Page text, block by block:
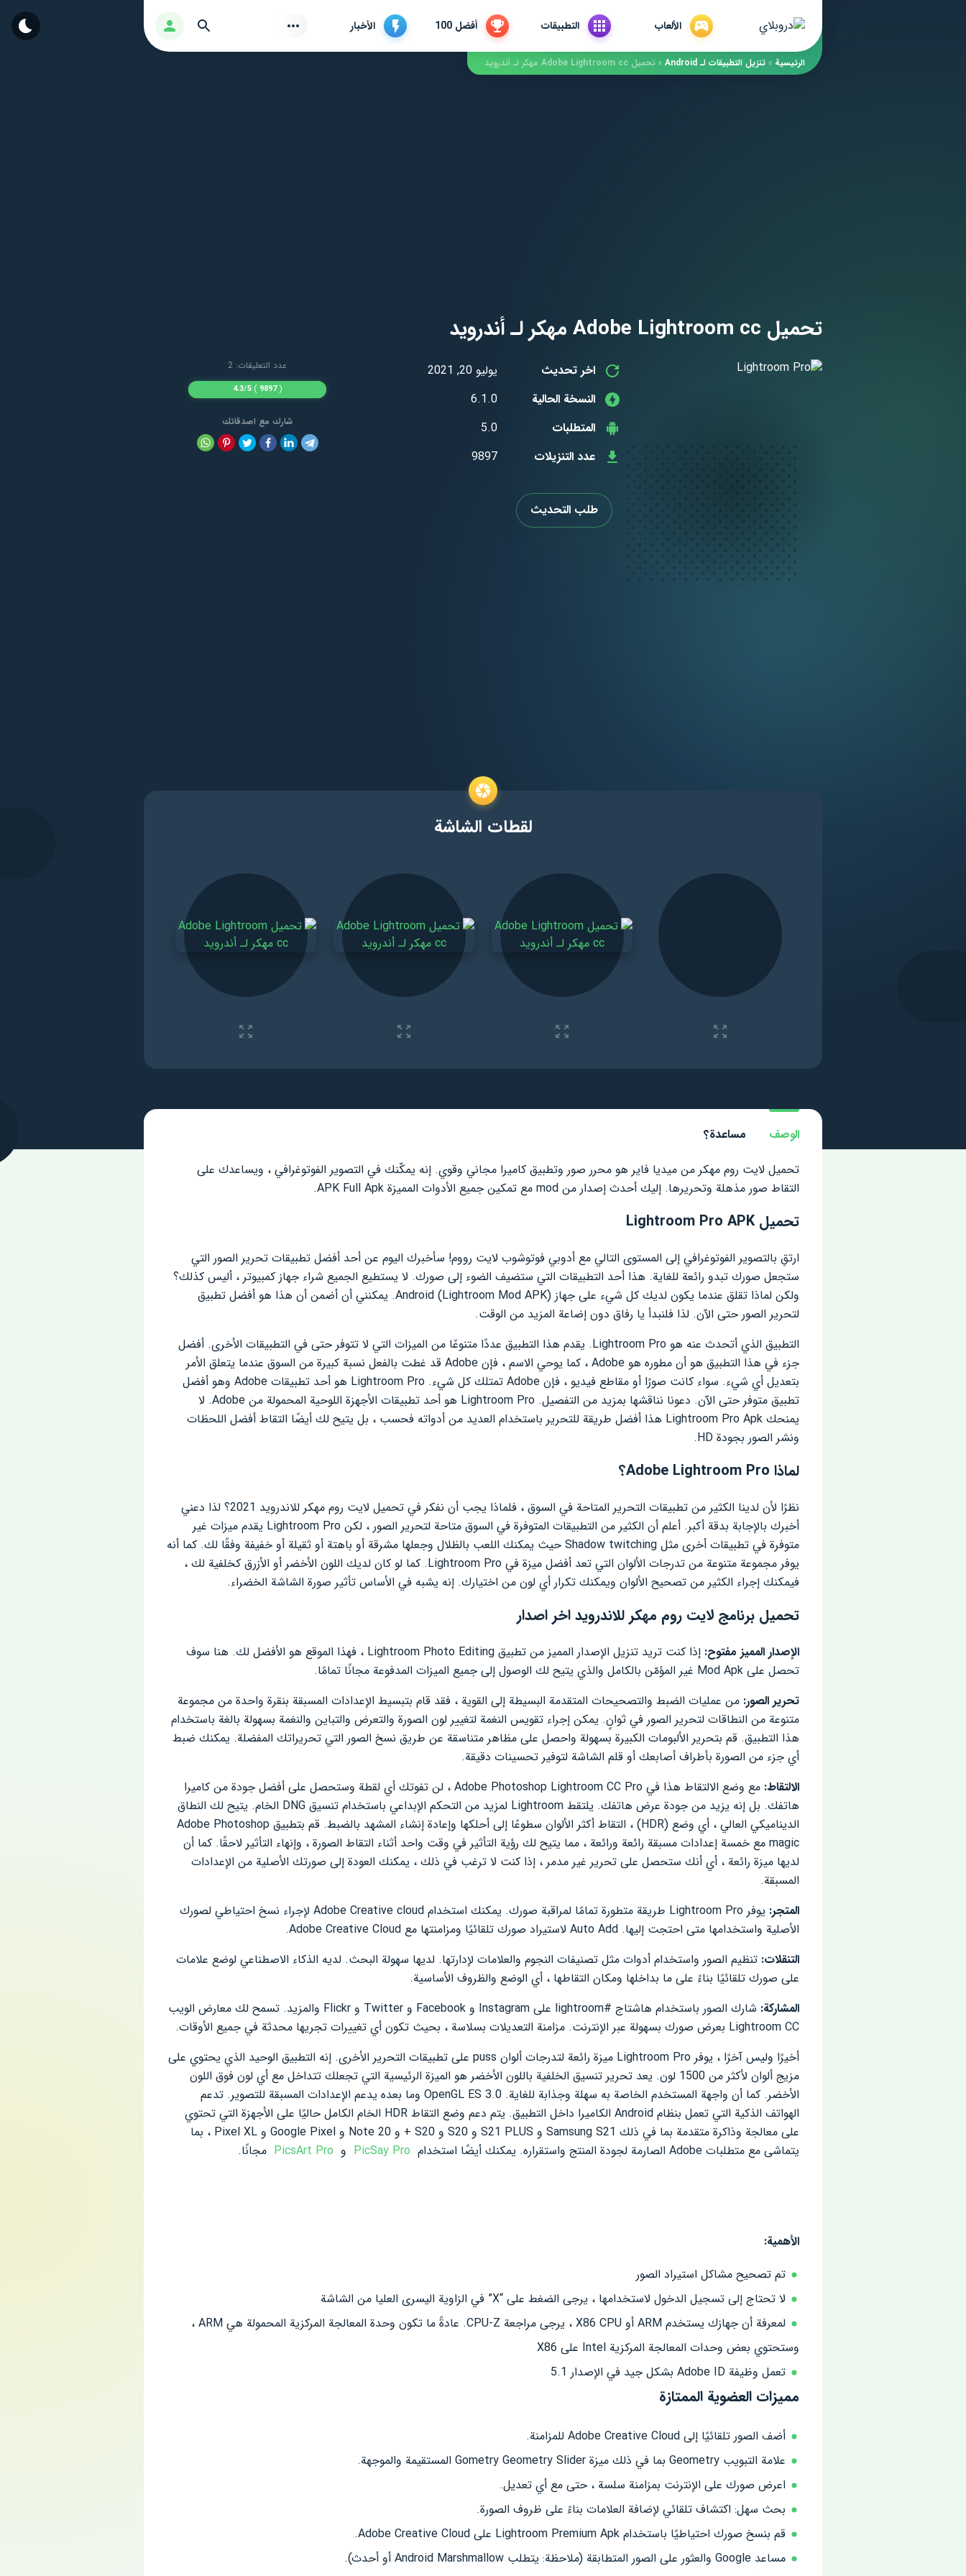
الألعاب التطبيقات أفضل 100 الأخبار تسجيل الدخول بحث
الرئيسية » ​تنزيل التطبيقات لـ ​Android » تحميل Adobe Lightroom cc مهكر لـ أندرويد
تحميل Adobe Lightroom cc مهكر لـ أندرويد
اخر تحديث
يوليو 20, 2021
النسخة الحالية
6.1.0
المتطلبات
5.0
عدد التنزيلات
9897
عدد التعليقات: 2
(
9897
)
4.3/5
شارك مع اصدقائك
طلب التحديث
لقطات الشاشة
الوصف
مساعدة؟
تحميل لايت روم مهكر من ميديا فاير هو محرر صور وتطبيق كاميرا مجاني وقوي. إنه يمكّنك في التصوير الفوتوغرافي ، ويساعدك على
التقاط صور مذهلة وتحريرها. إليك أحدث إصدار من mod مع تمكين جميع الأدوات المميزة APK Full Apk.
تحميل Lightroom Pro APK
ارتقِ بالتصوير الفوتوغرافي إلى المستوى التالي مع أدوبي فوتوشوب لايت رووم! سأخبرك اليوم عن أحد أفضل تطبيقات تحرير الصور التي
ستجعل صورك تبدو رائعة للغاية. هذا أحد التطبيقات التي ستضيف الضوء إلى صورك. لا يستطيع الجميع شراء جهاز كمبيوتر ، أليس كذلك؟
ولكن لماذا تقلق عندما يكون لديك كل شيء على جهاز Android (Lightroom Mod APK). يمكنني أن أضمن أن هذا هو أفضل تطبيق
لتحرير الصور حتى الآن. لذا فلنبدأ يا رفاق دون إضاعة المزيد من الوقت.
التطبيق الذي أتحدث عنه هو Lightroom Pro. يقدم هذا التطبيق عددًا متنوعًا من الميزات التي لا تتوفر حتى في التطبيقات الأخرى. أفضل
جزء في هذا التطبيق هو أن مطوره هو Adobe ، كما يوحي الاسم ، فإن Adobe قد غطت بالفعل نسبة كبيرة من السوق عندما يتعلق الأمر
بتعديل أي شيء. سواء كانت صورًا أو مقاطع فيديو ، فإن Adobe تمتلك كل شيء. Lightroom Pro هو أحد تطبيقات Adobe وهو أفضل
تطبيق متوفر حتى الآن. دعونا نناقشها بمزيد من التفصيل. Lightroom Pro هو أحد تطبيقات الأجهزة اللوحية المحمولة من Adobe. لا
يمنحك Lightroom Pro Apk هذا أفضل طريقة للتحرير باستخدام العديد من أدواته فحسب ، بل يتيح لك أيضًا التقاط أفضل اللحظات
ونشر الصور بجودة HD.
لماذا Adobe Lightroom Pro؟
نظرًا لأن لدينا الكثير من تطبيقات التحرير المتاحة في السوق ، فلماذا يجب أن نفكر في تحميل لايت روم مهكر للاندرويد 2021؟ لذا دعني
أخبرك بالإجابة بدقة أكبر. أعلم أن الكثير من التطبيقات المتوفرة في السوق متاحة لتحرير الصور ، لكن Lightroom Pro يقدم ميزات غير
متوفرة في تطبيقات أخرى مثل Shadow twitching حيث يمكنك اللعب بالظلال وجعلها مشرقة أو باهتة أو ثقيلة أو خفيفة وفقًا لك. كما أنه
يوفر مجموعة متنوعة من تدرجات الألوان التي تعد أفضل ميزة في Lightroom Pro. كما لو كان لديك اللون الأخضر أو ​​الأزرق كخلفية لك ،
فيمكنك إجراء الكثير من تصحيح الألوان ويمكنك تكرار أي لون من اختيارك. إنه يشبه في الأساس تأثير صورة الشاشة الخضراء.
تحميل برنامج لايت روم مهكر للاندرويد اخر اصدار
الإصدار المميز مفتوح:
إذا كنت تريد تنزيل الإصدار المميز من تطبيق Lightroom Photo Editing ، فهذا الموقع هو الأفضل لك. هنا سوف
تحصل على Mod Apk غير المؤمّن بالكامل والذي يتيح لك الوصول إلى جميع الميزات المدفوعة مجانًا تمامًا.
تحرير الصور: من عمليات الضبط والتصحيحات المتقدمة البسيطة إلى القوية ، فقد قام بتبسيط الإعدادات المسبقة بنقرة واحدة من مجموعة
متنوعة من النطاقات لتحرير الصور في ثوانٍ. يمكن إجراء تقويس النغمة لتغيير لون الصورة والتعرض والتباين والنغمة بسهولة بالغة باستخدام
هذا التطبيق. قم بتحرير الألبومات الكبيرة بسهولة واحصل على مظاهر متناسقة عن طريق نسخ الصور التي تحريراتك المفضلة. يمكنك ضبط
أي جزء من الصورة بأطراف أصابعك أو قلم الشاشة لتوفير تحسينات دقيقة.
الالتقاط:
مع وضع الالتقاط هذا في Adobe Photoshop Lightroom CC Pro ، لن تفوتك أي لقطة وستحصل على أفضل جودة من كاميرا
هاتفك. بل إنه يزيد من جودة عرض هاتفك. يلتقط Lightroom لمزيد من التحكم الإبداعي باستخدام تنسيق DNG الخام. يتيح لك النطاق
الديناميكي العالي ، أي وضع (HDR) ، التقاط أكثر الألوان سطوعًا إلى أحلكها وإعادة إنشاء المشهد بالضبط. قم بتطبيق Adobe Photoshop
magic مع خمسة إعدادات مسبقة رائعة ورائعة ، مما يتيح لك رؤية التأثير في وقت واحد أثناء التقاط الصورة ، وإنهاء التأثير لاحقًا. كما أن
لديها ميزة رائعة ، أي أنك ستحصل على تحرير غير مدمر ، إذا كنت لا ترغب في ذلك ، يمكنك العودة إلى صورتك الأصلية من الإعدادات
المسبقة.
المتجر:
يوفر Lightroom Pro طريقة متطورة تمامًا لمراقبة صورك. يمكنك استخدام Adobe Creative cloud لإجراء نسخ احتياطي لصورك
الأصلية واستخدامها متى احتجت إليها. Auto Add لاستيراد صورك تلقائيًا ومزامنتها مع Adobe Creative Cloud.
التنقلات: تنظيم الصور واستخدام أدوات مثل تصنيفات النجوم والعلامات لإدارتها. لديها سهولة البحث. لديه الذكاء الاصطناعي لوضع علامات
على صورك تلقائيًا بناءً على ما بداخلها ومكان التقاطها ، أي الوضع والظروف الأساسية.
المشاركة:
شارك الصور باستخدام هاشتاج #lightroom على Instagram و Facebook و Twitter و Flickr والمزيد. تسمح لك معارض الويب
Lightroom CC بعرض صورك بسهولة عبر الإنترنت. مزامنة التعديلات بسلاسة ، بحيث تكون أي تغييرات تجريها محدثة في جميع الأوقات.
أخيرًا وليس آخرًا ، يوفر Lightroom Pro ميزة رائعة لتدرجات ألوان puss على تطبيقات التحرير الأخرى. إنه التطبيق الوحيد الذي يحتوي على
مزيج ألوان لأكثر من 1500 لون. يعد تحرير تنسيق الخلفية باللون الأخضر هو الميزة الرئيسية التي تجعلك تتداخل مع أي لون فوق اللون
الأخضر. كما أن واجهة المستخدم الخاصة به سهلة وجذابة للغاية. OpenGL ES 3.0 وما بعده يدعم الإعدادات المسبقة للتصوير. تدعم
الهواتف الذكية التي تعمل بنظام Android الكاميرا داخل التطبيق. يتم دعم وضع التقاط HDR الخام الكامل حاليًا على الأجهزة التي تحتوي
على معالجة وذاكرة متقدمة بما في ذلك Samsung S21 و S21 PLUS و S20 و S20 + و Note 20 و Google Pixel و Pixel XL ، بما
يتماشى مع متطلبات Adobe الصارمة لجودة المنتج واستقراره. يمكنك أيضًا استخدام
PicSay Pro و PicsArt Pro مجانًا.
الأهمية:
تم تصحيح مشاكل استيراد الصور
لا تحتاج إلى تسجيل الدخول لاستخدامها ، يرجى الضغط على “X” في الزاوية اليسرى العليا من الشاشة
لمعرفة أن جهازك يستخدم ARM أو X86 CPU ، يرجى مراجعة CPU-Z. عادةً ما تكون وحدة المعالجة المركزية المحمولة هي ARM ،
وستحتوي بعض وحدات المعالجة المركزية Intel على X86
تعمل وظيفة Adobe ID بشكل جيد في الإصدار 5.1
مميزات العضوية الممتازة
أضف الصور تلقائيًا إلى Adobe Creative Cloud للمزامنة.
علامة التبويب Geometry بما في ذلك ميزة Gometry Geometry Slider المستقيمة والموجهة.
اعرض صورك على الإنترنت بمزامنة سلسة ، حتى مع أي تعديل.
بحث سهل: اكتشاف تلقائي لإضافة العلامات بناءً على ظروف الصورة.
قم بنسخ صورك احتياطيًا باستخدام Lightroom Premium Apk على Adobe Creative Cloud.
مساعد Google والعثور على الصور المتطابقة (ملاحظة: يتطلب Android Marshmallow أو أحدث).